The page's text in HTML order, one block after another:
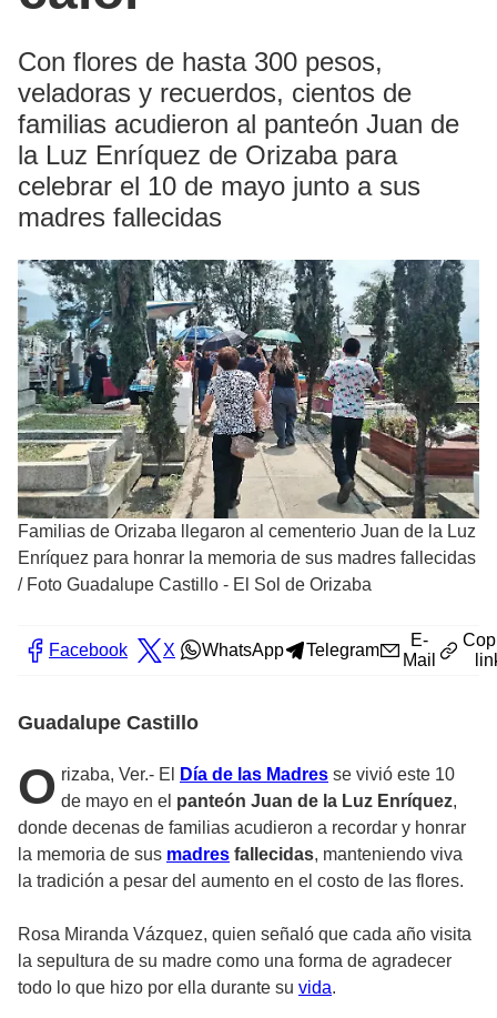
Con flores de hasta 300 pesos,
veladoras y recuerdos, cientos de
familias acudieron al panteón Juan de
la Luz Enríquez de Orizaba para
celebrar el 10 de mayo junto a sus
madres fallecidas
Familias de Orizaba llegaron al cementerio Juan de la Luz
Enríquez para honrar la memoria de sus madres fallecidas
/ Foto Guadalupe Castillo - El Sol de Orizaba
Facebook X WhatsApp Telegram
E-
Mail
Guadalupe Castillo
O rizaba, Ver.- El Día de las Madres se vivió este 10
de mayo en el panteón Juan de la Luz Enríquez,
donde decenas de familias acudieron a recordar y honrar
la memoria de sus madres fallecidas, manteniendo viva
la tradición a pesar del aumento en el costo de las flores.
Rosa Miranda Vázquez, quien señaló que cada año visita
la sepultura de su madre como una forma de agradecer
todo lo que hizo por ella durante su vida.